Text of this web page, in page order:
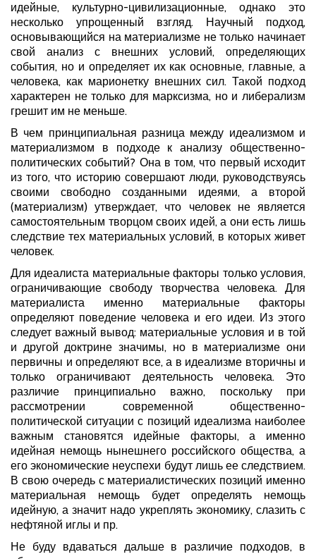
идейные, культурно-цивилизационные, однако это
несколько упрощенный взгляд. Научный подход,
основывающийся на материализме не только начинает
свой анализ с внешних условий, определяющих
события, но и определяет их как основные, главные, а
человека, как марионетку внешних сил. Такой подход
характерен не только для марксизма, но и либерализм
грешит им не меньше.
В чем принципиальная разница между идеализмом и
материализмом в подходе к анализу общественно-
политических событий? Она в том, что первый исходит
из того, что историю совершают люди, руководствуясь
своими свободно созданными идеями, а второй
(материализм) утверждает, что человек не является
самостоятельным творцом своих идей, а они есть лишь
следствие тех материальных условий, в которых живет
человек.
Для идеалиста материальные факторы только условия,
ограничивающие свободу творчества человека. Для
материалиста именно материальные факторы
определяют поведение человека и его идеи. Из этого
следует важный вывод: материальные условия и в той
и другой доктрине значимы, но в материализме они
первичны и определяют все, а в идеализме вторичны и
только ограничивают деятельность человека. Это
различие принципиально важно, поскольку при
рассмотрении современной общественно-
политической ситуации с позиций идеализма наиболее
важным становятся идейные факторы, а именно
идейная немощь нынешнего российского общества, а
его экономические неуспехи будут лишь ее следствием.
В свою очередь с материалистических позиций именно
материальная немощь будет определять немощь
идейную, а значит надо укреплять экономику, слазить с
нефтяной иглы и пр.
Не буду вдаваться дальше в различие подходов, в